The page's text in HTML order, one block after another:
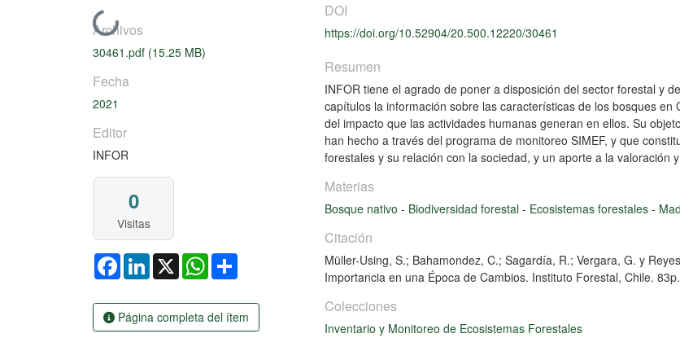
Cargando...
Archivos
30461.pdf (15.25 MB)
Fecha
2021
Editor
INFOR
0
Visitas
FacebookLinkedIn
X WhatsApp
Página completa del ítem
DOI
https://doi.org/10.52904/20.500.12220/30461
Resumen
INFOR tiene el agrado de poner a disposición del sector forestal y
capítulos la información sobre las características de los bosques
del impacto que las actividades humanas generan en ellos. Su
han hecho a través del programa de monitoreo SIMEF, y que
forestales y su relación con la sociedad, y un aporte a la valoración
Materias
Bosque nativo - Biodiversidad forestal - Ecosistemas forestales -
Citación
Müller-Using, S.; Bahamondez, C.; Sagardía, R.; Vergara, G. y
Importancia en una Época de Cambios. Instituto Forestal, Chile. 83p.
Colecciones
Inventario y Monitoreo de Ecosistemas Forestales